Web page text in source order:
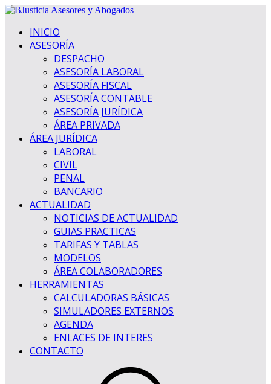
INICIO
ASESORÍA
DESPACHO
ASESORÍA LABORAL
ASESORÍA FISCAL
ASESORÍA CONTABLE
ASESORÍA JURÍDICA
ÁREA PRIVADA
ÁREA JURÍDICA
LABORAL
CIVIL
PENAL
BANCARIO
ACTUALIDAD
NOTICIAS DE ACTUALIDAD
GUIAS PRACTICAS
TARIFAS Y TABLAS
MODELOS
ÁREA COLABORADORES
HERRAMIENTAS
CALCULADORAS BÁSICAS
SIMULADORES EXTERNOS
AGENDA
ENLACES DE INTERES
CONTACTO